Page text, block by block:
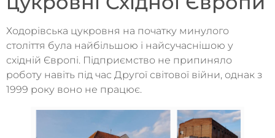
Ходорівська цукровня на початку минулого
століття була найбільшою і найсучаснішою у
східній Європі. Підприємство не припиняло
роботу навіть під час Другої світової війни, однак з
1999 року воно не працює.